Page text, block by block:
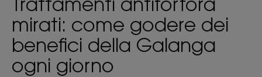
mirati: come godere dei
benefici della Galanga
ogni giorno